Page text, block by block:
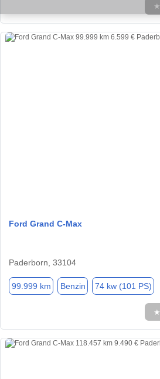
★
Ford Grand C-Max
Paderborn, 33104
99.999 km Benzin 74 kw (101 PS)
★